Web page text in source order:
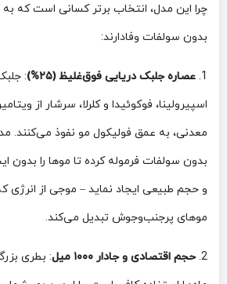
چرا این مدل، انتخاب برتر کسانی است که
بدون سولفات وفادارند:
1. عصاره جلبک دریایی فوق‌غلیظ (۲۵%)
:
اسپیرولینا، فوکوئیدا و کلرلا، سرشار از
بدون سولفات فرموله کرده تا موها را بدون
و حجم طبیعی ایجاد نماید – موجی از انرژی
موهای پرجنب‌وجوش تبدیل می‌کند.
2. حجم اقتصادی و جادار ۱۰۰۰ میل
: بطری